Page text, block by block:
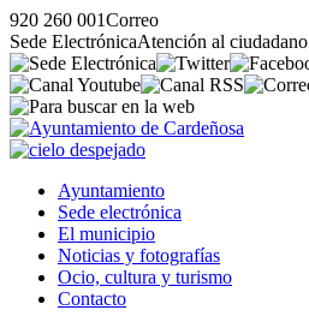
920 260 001Correo
Sede ElectrónicaAtención al ciudadano
Ayuntamiento
Sede electrónica
El municipio
Noticias y fotografías
Ocio, cultura y turismo
Contacto